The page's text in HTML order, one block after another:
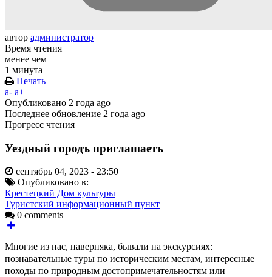
автор администратор
Время чтения
менее чем
1 минута
Печать
a- a+
Опубликовано 2 года ago
Последнее обновление 2 года ago
Прогресс чтения
Уездный городъ приглашаетъ
сентябрь 04, 2023 - 23:50
Опубликовано в:
Крестецкий Дом культуры
Туристский информационный пункт
0 comments
Многие из нас, наверняка, бывали на экскурсиях:
познавательные туры по историческим местам, интересные
походы по природным достопримечательностям или